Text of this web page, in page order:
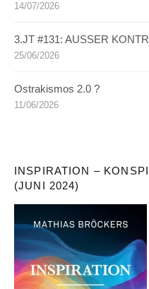
14/07/2026
3.JT #131: AUSSER
25/06/2026
Ostrakismos 2.0 ?
11/06/2026
INSPIRATION –
(JUNI 2024)